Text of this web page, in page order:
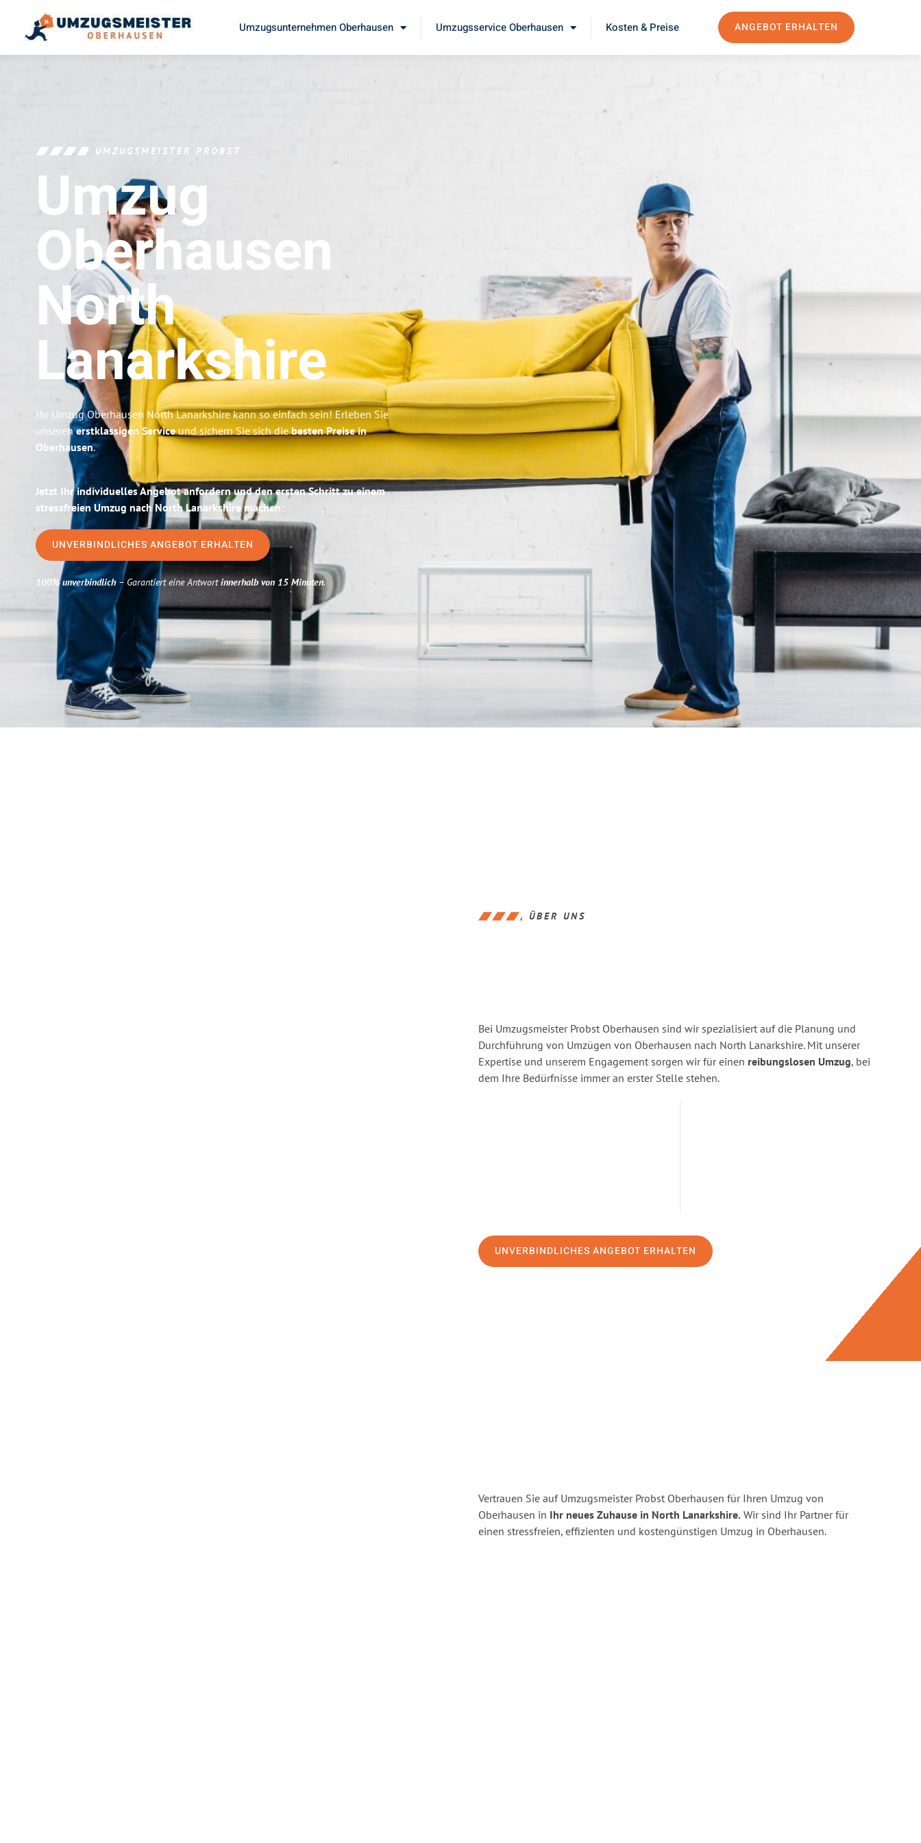
Umzugsunternehmen Oberhausen Umzugsservice Oberhausen Kosten & Preise ANGEBOT ERHALTEN
UMZUGSMEISTER PROBST
Umzug
Oberhausen
North
Lanarkshire
Ihr Umzug Oberhausen North Lanarkshire kann so einfach sein! Erleben Sie
unserenerstklassigen Serviceund sichern Sie sich diebesten Preise in
Oberhausen.
Jetzt Ihr individuelles Angebot anfordern und den ersten Schritt zu einem
stressfreien Umzug nach North Lanarkshire machen:
UNVERBINDLICHES ANGEBOT ERHALTEN
100% unverbindlich– Garantiert eine Antwortinnerhalb von 15 Minuten.
ÜBER UNS
Bei Umzugsmeister Probst Oberhausen sind wir spezialisiert auf die Planung und
Durchführung von Umzügen von Oberhausen nach North Lanarkshire. Mit unserer
Expertise und unserem Engagement sorgen wir für einen reibungslosen Umzug, bei
dem Ihre Bedürfnisse immer an erster Stelle stehen.
UNVERBINDLICHES ANGEBOT ERHALTEN
Vertrauen Sie auf Umzugsmeister Probst Oberhausen für Ihren Umzug von
Oberhausen in Ihr neues Zuhause in North Lanarkshire. Wir sind Ihr Partner für
einen stressfreien, effizienten und kostengünstigen Umzug in Oberhausen.